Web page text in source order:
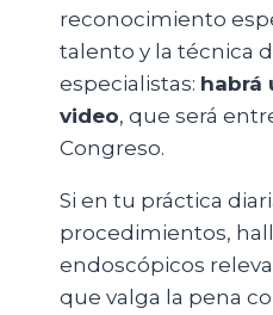
reconocimiento
talento y la técnica
especialistas: habrá
video, que será
Congreso.
Si en tu práctica
procedimientos,
endoscópicos
que valga la pena